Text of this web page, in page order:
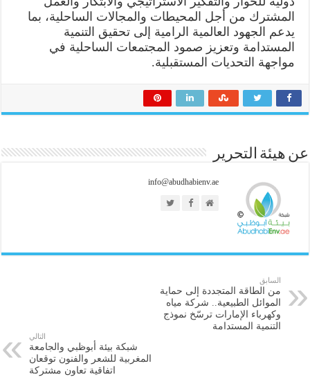
المشترك من أجل المحيطات والمجالات الساحلية، بما
يدعم الجهود العالمية الرامية إلى تحقيق التنمية
المستدامة وتعزيز صمود المجتمعات الساحلية في
مواجهة التحديات المستقبلية.
عن هيئة التحرير
info@abudhabienv.ae
السابق
من الطاقة المتجددة إلى حماية
الموائل الطبيعية.. شركة مياه
وكهرباء الإمارات ترسّخ نموذج
التنمية المستدامة
التالي
شبكة بيئة أبوظبي والجامعة
المغربية للشعر والفنون توقعان
اتفاقية تعاون مشتركة